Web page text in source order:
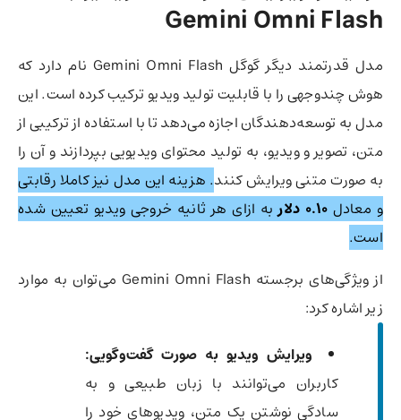
Gemini Omni Flash
مدل قدرتمند دیگر گوگل Gemini Omni Flash نام دارد که
هوش چندوجهی را با قابلیت تولید ویدیو ترکیب کرده است. این
مدل به توسعه‌دهندگان اجازه می‌دهد تا با استفاده از ترکیبی از
متن، تصویر و ویدیو، به تولید محتوای ویدیویی بپردازند و آن را
به صورت متنی ویرایش کنند. هزینه این مدل نیز کاملا رقابتی
و معادل۰.۱۰ دلار
به ازای هر ثانیه خروجی ویدیو تعیین شده
است.
از ویژگی‌های برجسته Gemini Omni Flash می‌توان به موارد
زیر اشاره کرد:
ویرایش ویدیو به صورت گفت‌وگویی:
کاربران می‌توانند با زبان طبیعی و به
سادگی نوشتن یک متن، ویدیوهای خود را